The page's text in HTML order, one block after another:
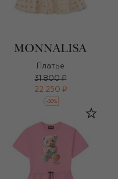
Платье
31 800 ₽
22 250 ₽
-30%